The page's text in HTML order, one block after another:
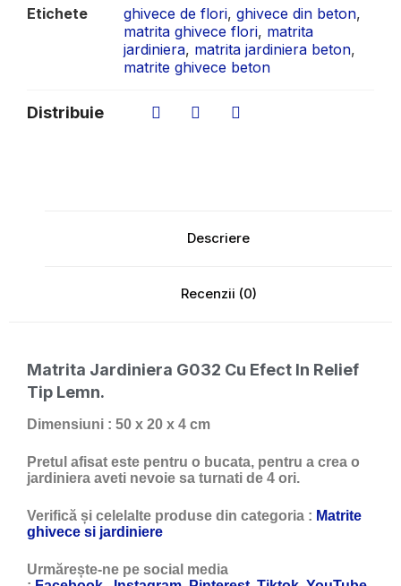
Etichete
ghivece de flori, ghivece din beton,
matrita ghivece flori, matrita
jardiniera, matrita jardiniera beton,
matrite ghivece beton
Distribuie
Descriere
Recenzii (0)
Matrita Jardiniera G032 Cu Efect In Relief
Tip Lemn.
Dimensiuni : 50 x 20 x 4 cm
Pretul afisat este pentru o bucata, pentru a crea o
jardiniera aveti nevoie sa turnati de 4 ori.
Verifică și celelalte produse din categoria : Matrite
ghivece si jardiniere
Urmărește-ne pe social media